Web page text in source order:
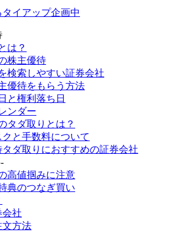
イアップ企画中
は？
株主優待
検索しやすい証券会社
優待をもらう方法
と権利落ち日
ンダー
タダ取りとは？
クと手数料について
タダ取りにおすすめの証券会社
高値掴みに注意
典のつなぎ買い
会社
文方法